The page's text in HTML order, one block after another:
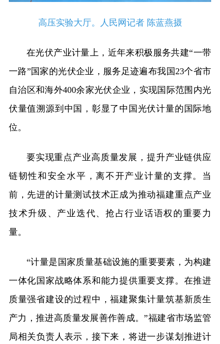
高压实验大厅。人民网记者 陈蓝燕摄
在光伏产业计量上，近年来积极服务共建“一带
一路”国家的光伏企业，服务足迹遍布我国23个省市
自治区和海外400余家光伏企业，实现国际范围内光
伏量值溯源到中国，彰显了中国光伏计量的国际地
位。
要实现重点产业高质量发展，提升产业链供应
链韧性和安全水平，离不开产业计量的支撑。当
前，先进的计量测试技术正成为推动福建重点产业
技术升级、产业迭代、抢占行业话语权的重要力
量。
“计量是国家质量基础设施的重要要素，为构建
一体化国家战略体系和能力提供重要支撑。在推进
质量强省建设的过程中，福建聚集计量筑基新质生
产力，推进高质量发展善作善成。”福建省市场监管
局相关负责人表示，接下来，将进一步谋划推进计